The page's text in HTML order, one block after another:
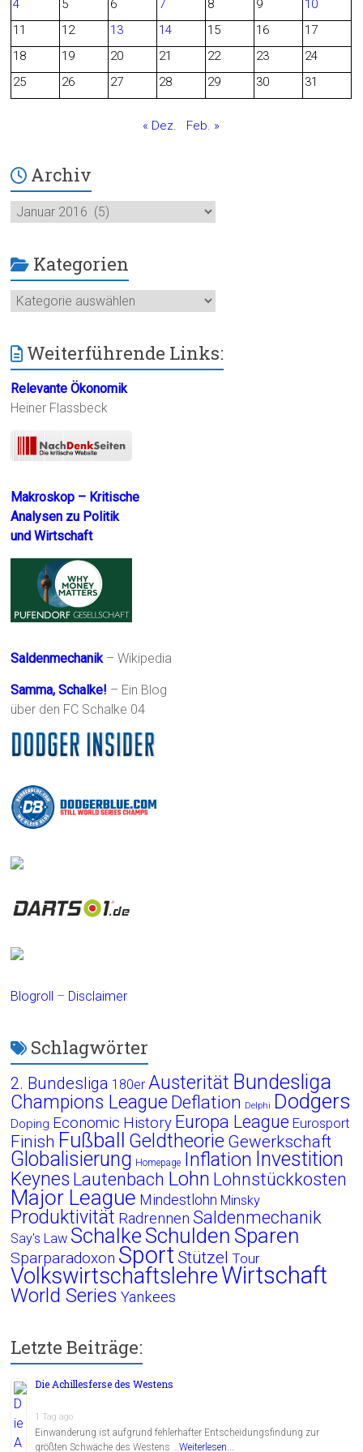
o
4
5 6 7 8 9
10
11
12 13 14 15 16
17
18
19 20 21 22 23
24
25
26 27 28 29 30 31
« Dez. Feb. »
Archiv
Archiv
Kategorien
Kategorien
Weiterführende Links:
Relevante Ökonomik
Heiner Flassbeck
Makroskop – Kritische
Analysen zu Politik
und Wirtschaft
Saldenmechanik– Wikipedia
Samma, Schalke! – Ein Blog
über den FC Schalke 04
Blogroll – Disclaimer
Schlagwörter
2. Bundesliga 180er Austerität Bundesliga
Champions League Deflation Delphi Dodgers
Doping Economic History Europa League Eurosport
Finish Fußball Geldtheorie Gewerkschaft
Globalisierung Homepage Inflation Investition
Keynes Lautenbach Lohn Lohnstückkosten
Major League Mindestlohn Minsky
Produktivität Radrennen Saldenmechanik
Say's Law Schalke Schulden Sparen
Sparparadoxon Sport Stützel Tour
VolkswirtschaftslehreWirtschaft
World Series Yankees
Letzte Beiträge:
Die Achillesferse des Westens
1 Tag ago
Einwanderung ist aufgrund fehlerhafter Entscheidungsfindung zur
größten Schwäche des Westens …Weiterlesen...